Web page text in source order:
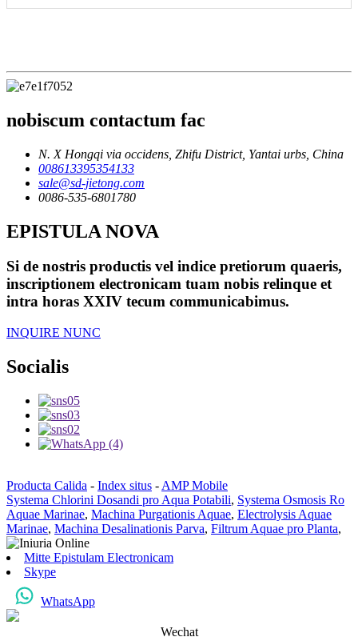
nobiscum contactum fac
N. X Hongqi via occidens, Zhifu District, Yantai urbs, China
008613395354133
sale@sd-jietong.com
0086-535-6801780
EPISTULA NOVA
Si de nostris productis vel indice pretiorum quaeris,
inscriptionem electronicam tuam nobis relinque et
intra horas XXIV tecum communicabimus.
INQUIRE NUNC
Socialis
Producta Calida - Index situs - AMP Mobile
Systema Chlorini Dosandi pro Aqua Potabili, Systema Osmosis Ro
Aquae Marinae, Machina Purgationis Aquae, Electrolysis Aquae
Marinae, Machina Desalinationis Parva, Filtrum Aquae pro Planta,
Mitte Epistulam Electronicam
Skype
WhatsApp
Wechat